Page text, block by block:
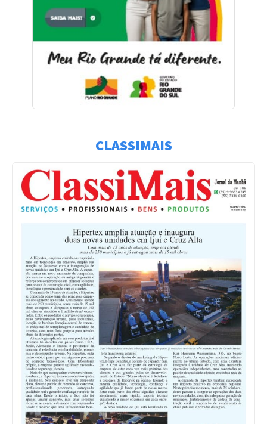
CLASSIMAIS